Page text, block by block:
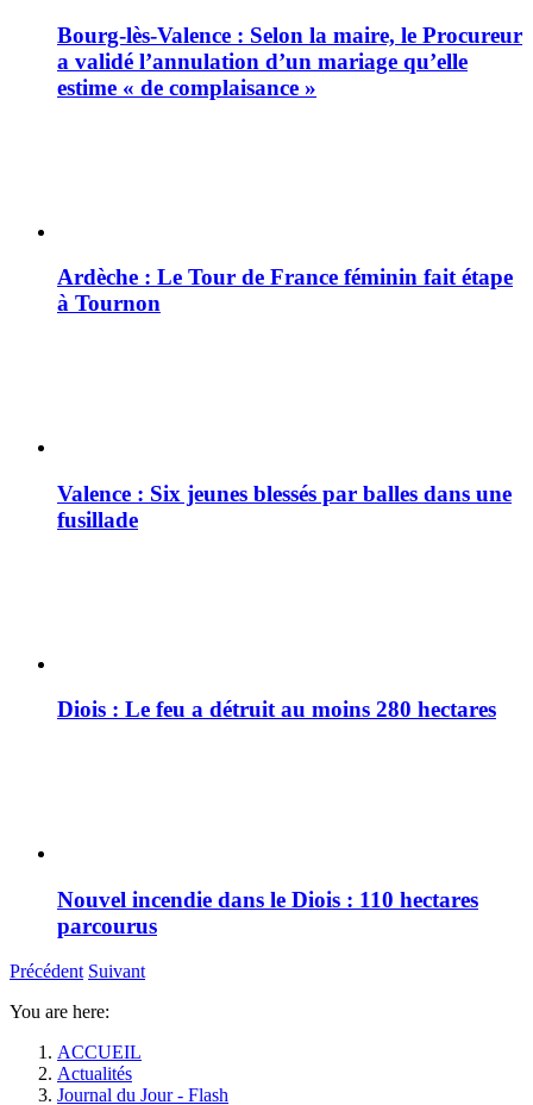
Bourg-lès-Valence : Selon la maire, le Procureur
a validé l’annulation d’un mariage qu’elle
estime « de complaisance »
Ardèche : Le Tour de France féminin fait étape
à Tournon
Valence : Six jeunes blessés par balles dans une
fusillade
Diois : Le feu a détruit au moins 280 hectares
Nouvel incendie dans le Diois : 110 hectares
parcourus
Précédent Suivant
You are here:
ACCUEIL
Actualités
Journal du Jour - Flash